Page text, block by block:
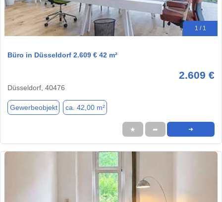
1 / 1
Büro in Düsseldorf 2.609 € 42 m²
2.609 €
Düsseldorf, 40476
Gewerbeobjekt ca. 42,00 m²
★ ➦ ➜